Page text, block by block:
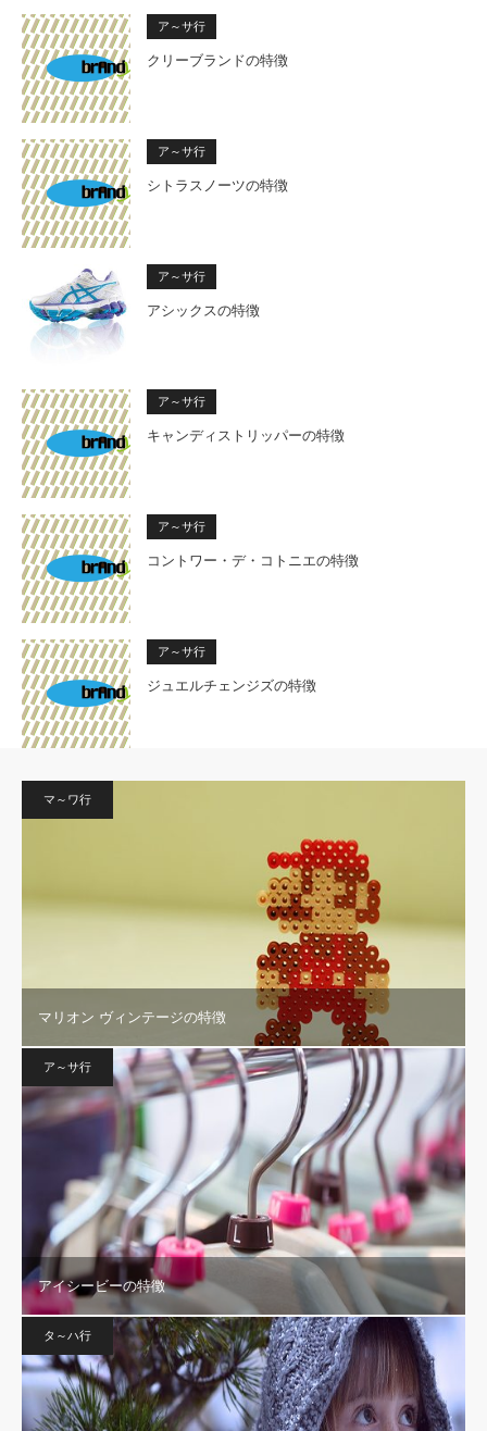
ア～サ行
クリーブランドの特徴
ア～サ行
シトラスノーツの特徴
ア～サ行
アシックスの特徴
ア～サ行
キャンディストリッパーの特徴
ア～サ行
コントワー・デ・コトニエの特徴
ア～サ行
ジュエルチェンジズの特徴
マ～ワ行
マリオン ヴィンテージの特徴
ア～サ行
アイシービーの特徴
タ～ハ行